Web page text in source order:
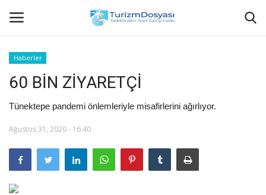
Anasayfa
Bize Ulaşın
Halil ÖNCÜ kimdir?
Haberler
60 BİN ZİYARETÇİ
Tünektepe pandemi önlemleriyle misafirlerini ağırlıyor.
Ağustos 31, 2020 - 16:40